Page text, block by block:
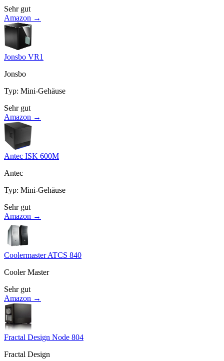
Sehr gut
Amazon →
Jonsbo VR1
Jonsbo
Typ: Mini-Gehäuse
Sehr gut
Amazon →
Antec ISK 600M
Antec
Typ: Mini-Gehäuse
Sehr gut
Amazon →
Coolermaster ATCS 840
Cooler Master
Sehr gut
Amazon →
Fractal Design Node 804
Fractal Design